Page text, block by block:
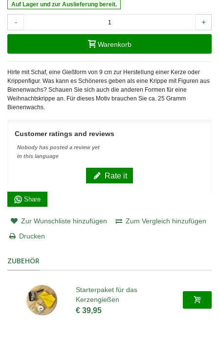
Auf Lager und zur Auslieferung bereit.
- +
Warenkorb
Hirte mit Schaf, eine Gießform von 9 cm zur Herstellung einer Kerze oder
Krippenfigur. Was kann es Schöneres geben als eine Krippe mit Figuren aus
Bienenwachs? Schauen Sie sich auch die anderen Formen für eine
Weihnachtskrippe an. Für dieses Motiv brauchen Sie ca. 25 Gramm
Bienenwachs.
Customer ratings and reviews
Nobody has posted a review yet
in this language
Rate it
Share
Zur Wunschliste hinzufügen
Zum Vergleich hinzufügen
Drucken
ZUBEHÖR
Starterpaket für das
Kerzengießen
€ 39,95